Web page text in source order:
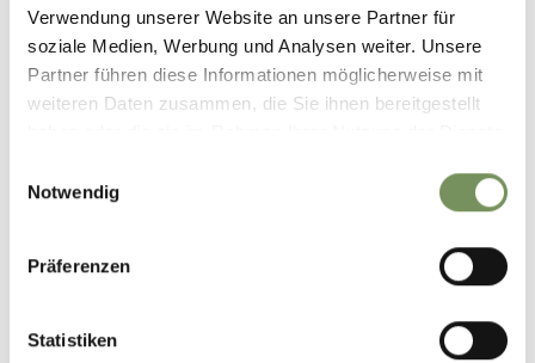
Verwendung unserer Website an unsere Partner für
soziale Medien, Werbung und Analysen weiter. Unsere
Partner führen diese Informationen möglicherweise mit
weiteren Daten zusammen, die Sie ihnen bereitgestellt
Notwendig
Präferenzen
Statistiken